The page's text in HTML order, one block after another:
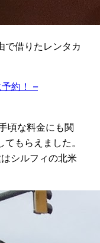
借りたレンタカ
約！ –
頃な料金にも関
もらえました。
シルフィの北米